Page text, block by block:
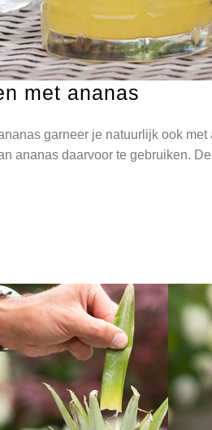
met ananas
garneer je natuurlijk ook
ananas daarvoor te gebruiken.